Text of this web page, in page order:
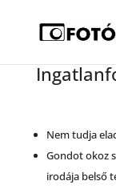
Nem tudja
Gondot okoz
irodája belső